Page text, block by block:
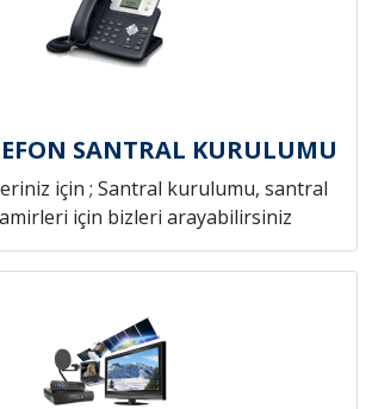
SANTRAL KURULUMU
için ; Santral kurulumu, santral
için bizleri arayabilirsiniz